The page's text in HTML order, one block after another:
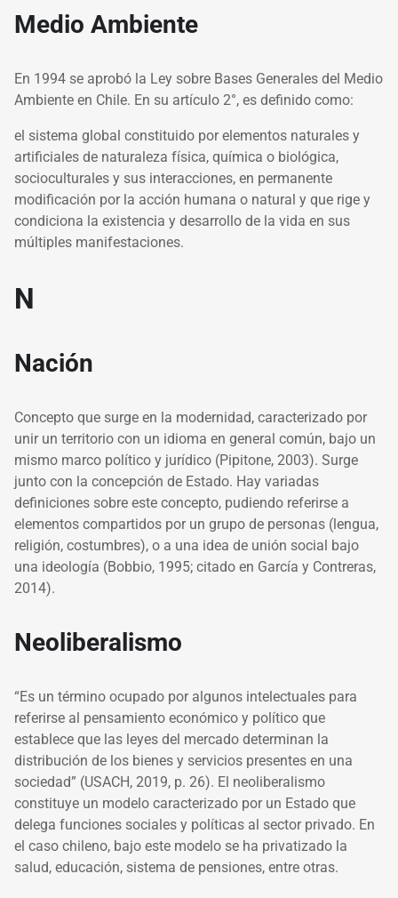
Medio Ambiente
En 1994 se aprobó la Ley sobre Bases Generales del Medio
Ambiente en Chile. En su artículo 2°, es definido como:
el sistema global constituido por elementos naturales y
artificiales de naturaleza física, química o biológica,
socioculturales y sus interacciones, en permanente
modificación por la acción humana o natural y que rige y
condiciona la existencia y desarrollo de la vida en sus
múltiples manifestaciones.
N
Nación
Concepto que surge en la modernidad, caracterizado por
unir un territorio con un idioma en general común, bajo un
mismo marco político y jurídico (Pipitone, 2003). Surge
junto con la concepción de Estado. Hay variadas
definiciones sobre este concepto, pudiendo referirse a
elementos compartidos por un grupo de personas (lengua,
religión, costumbres), o a una idea de unión social bajo
una ideología (Bobbio, 1995; citado en García y Contreras,
2014).
Neoliberalismo
“Es un término ocupado por algunos intelectuales para
referirse al pensamiento económico y político que
establece que las leyes del mercado determinan la
distribución de los bienes y servicios presentes en una
sociedad” (USACH, 2019, p. 26). El neoliberalismo
constituye un modelo caracterizado por un Estado que
delega funciones sociales y políticas al sector privado. En
el caso chileno, bajo este modelo se ha privatizado la
salud, educación, sistema de pensiones, entre otras.